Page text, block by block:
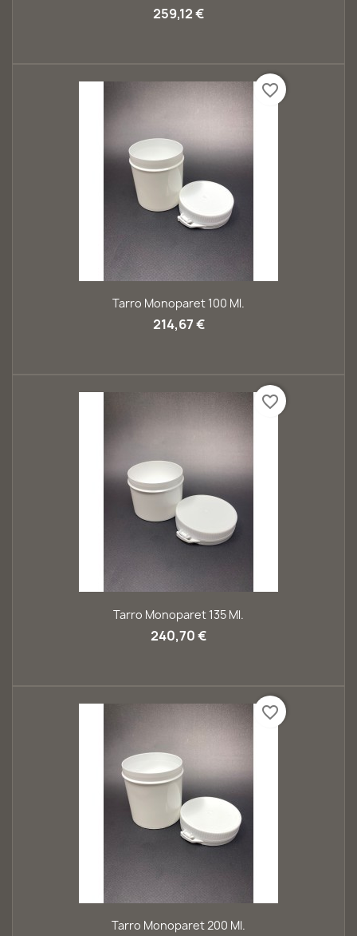
259,12 €
Tarro Monoparet 100 Ml.
214,67 €
favorite_border
Tarro Monoparet 135 Ml.
240,70 €
favorite_border
Tarro Monoparet 200 Ml.
favorite_border